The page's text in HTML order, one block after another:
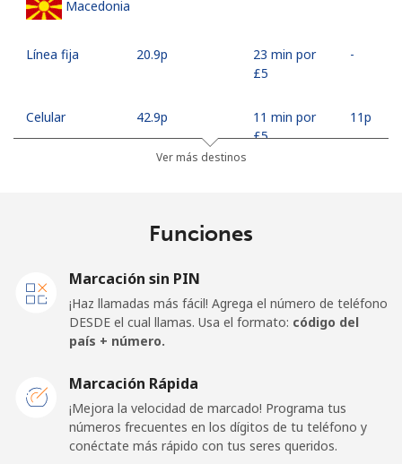
Macedonia
Línea fija ⁦20.9p⁩
23 min por
⁦£5⁩
-
Celular ⁦42.9p⁩
11 min por
⁦£5⁩
⁦11p⁩
⁦63.5p⁩
Celular
⁦£5⁩
Línea fija ⁦47.9p⁩
10 min por
⁦£5⁩
Ver más destinos
Funciones
Marcación sin PIN
¡Haz llamadas más fácil! Agrega el número de teléfono
DESDE el cual llamas. Usa el formato: código del
país + número.
Marcación Rápida
¡Mejora la velocidad de marcado! Programa tus
números frecuentes en los dígitos de tu teléfono y
conéctate más rápido con tus seres queridos.